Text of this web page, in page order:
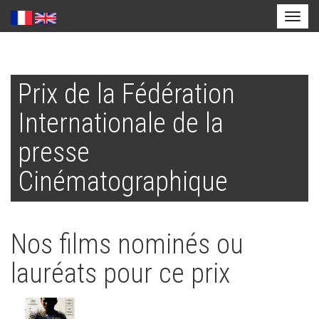
contenu
principal
Prix de la Fédération
Internationale de la
presse
Cinématographique
Nos films nominés ou
lauréats pour ce prix